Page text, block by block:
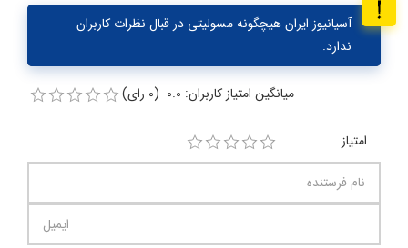
آسیانیوز ایران هیچگونه مسولیتی در قبال نظرات کاربران
ندارد.
میانگین امتیاز کاربران: 0.0 (0 رای)
امتیاز